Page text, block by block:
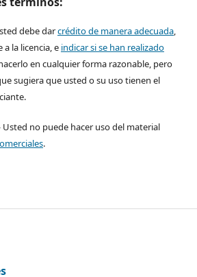
debe darcrédito de manera adecuada,
la licencia, e indicar si se han realizado
en cualquier forma razonable, pero
sugiera que usted o su uso tienen el
no puede hacer uso del material
.